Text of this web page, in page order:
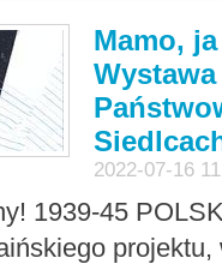
Mamo,
2022-07-16
1939-45